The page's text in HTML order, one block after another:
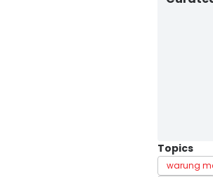
Topics
warung